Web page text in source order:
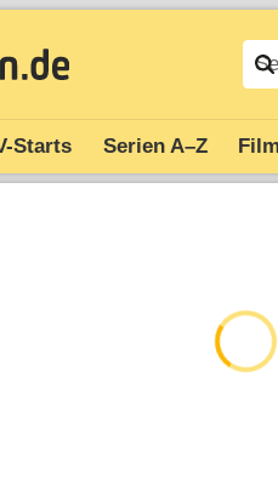
Starts Serien A–Z